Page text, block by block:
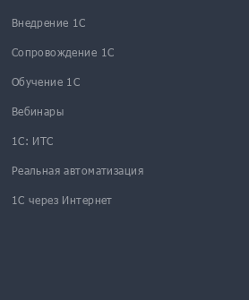
Внедрение 1С
Сопровождение 1С
Обучение 1С
Вебинары
1С: ИТС
Реальная автоматизация
1С через Интернет